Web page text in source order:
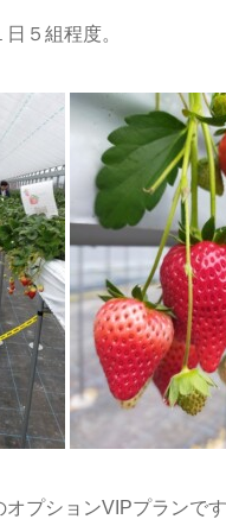
５組程度。
プションVIPプランで